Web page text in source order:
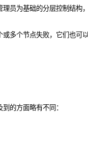
员为基础的分层控制结构
多个节点失败，它们也可
的方面略有不同：